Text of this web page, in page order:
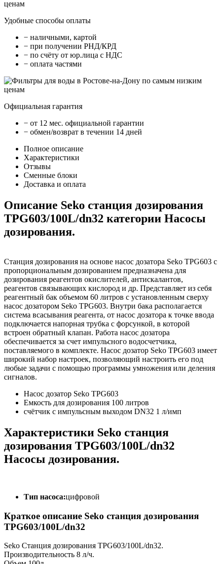
Удобные способы оплаты
− наличными, картой
− при получении РНД/КРД
− по счёту от юр.лица с НДС
− оплата частями
Официальная гарантия
− от 12 мес. официальной гарантии
− обмен/возврат в течении 14 дней
Полное описание
Характеристики
Отзывы
Сменные блоки
Доставка и оплата
Описание Seko cтанция дозирования
TPG603/100L/dn32 категории Насосы
дозирования.
Станция дозирования на основе насос дозатора Seko TPG603 с
пропорциональным дозированием предназначена для
дозирования реагентов окислителей, антискалантов,
реагентов связывающих кислород и др. Представляет из себя
реагентный бак объемом 60 литров с установленным сверху
насос дозатором Seko TPG603. Внутри бака располагается
система всасывания реагента, от насос дозатора к точке ввода
подключается напорная трубка с форсункой, в которой
встроен обратный клапан. Работа насос дозатора
обеспечивается за счет импульсного водосчетчика,
поставляемого в комплекте. Насос дозатор Seko TPG603 имеет
широкий набор настроек, позволяющий настроить его под
любые задачи с помощью программы умножения или деления
сигналов.
Насос дозатор Seko TPG603
Емкость для дозирования 100 литров
счётчик с импульсным выходом DN32 1 л/имп
Характеристики Seko cтанция
дозирования TPG603/100L/dn32
Насосы дозирования.
Тип насоса:цифровой
Краткое описание Seko cтанция дозирования
TPG603/100L/dn32
Seko Станция дозирования TPG603/100L/dn32.
Производительность 8 л/ч.